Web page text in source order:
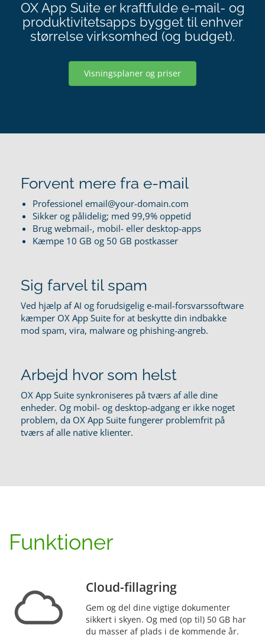
OX App Suite er kraftfulde e-mail- og
produktivitetsapps bygget til enhver
størrelse virksomhed (og budget).
Visningsplaner og priser
Forvent mere fra e-mail
Professionel email@your-domain.com
Sikker og pålidelig; med 99,9% oppetid
Brug webmail-, mobil- eller desktop-apps
Kæmpe 10 GB og 50 GB postkasser
Sig farvel til spam
Ved hjælp af AI og forudsigelig e-mail-forsvarssoftware
kæmper OX App Suite for at beskytte din indbakke
mod spam, vira, malware og phishing-angreb.
Arbejd hvor som helst
OX App Suite synkroniseres på tværs af alle dine
enheder. Og mobil- og desktop-adgang er ikke noget
problem, da OX App Suite fungerer problemfrit på
tværs af alle native klienter.
Funktioner
Cloud-fillagring
Gem og del dine vigtige dokumenter
sikkert i skyen. Og med (op til) 50 GB har
du masser af plads i de kommende år.